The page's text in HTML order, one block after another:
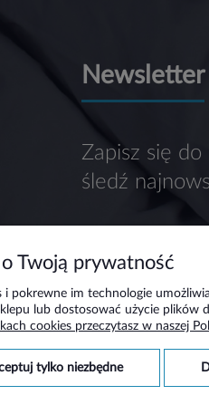
Newsletter
Zapisz się
śledź
- Częste Pytania
kupować?
do odstąpienia od
Moje
Twoje
Twoją prywatność
i pokrewne im technologie
lub dostosować użycie plików
cookies przeczytasz w naszej
tylko niezbędne